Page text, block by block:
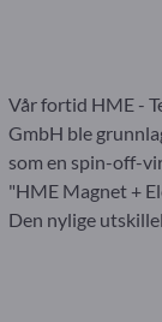
Vår fortid HME -
GmbH ble
som en spin-off-
"HME Magnet +
Den nylige